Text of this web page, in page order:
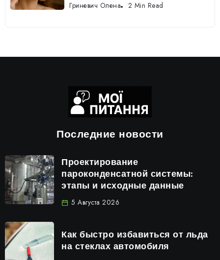
Гриневич Олена 2 Min Read
Последние новости
Проектирование
пароконденсатной системы:
этапы и исходные данные
5 Августа 2026
Как быстро избавиться от льда
на стеклах автомобиля